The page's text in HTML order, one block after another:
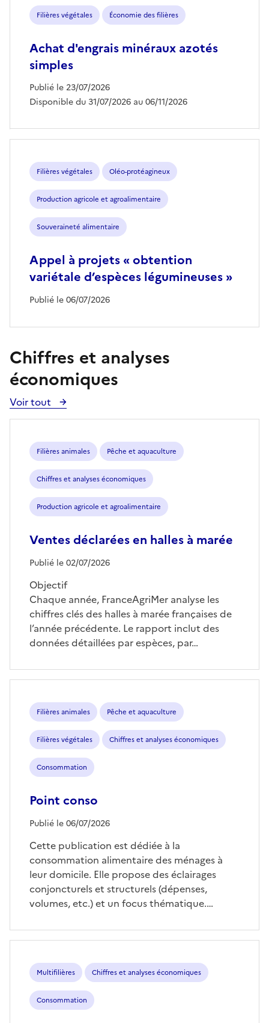
Filières végétales Économie des filières
Achat d'engrais minéraux azotés
simples
Publié le 23/07/2026
Disponible du 31/07/2026 au 06/11/2026
Filières végétales Oléo-protéagineux
Production agricole et agroalimentaire
Souveraineté alimentaire
Appel à projets « obtention
variétale d’espèces légumineuses »
Publié le 06/07/2026
Chiffres et analyses
économiques
Voir tout
Voir
toutes
publications
Filières animales Pêche et aquaculture
Chiffres et analyses économiques
Production agricole et agroalimentaire
Ventes déclarées en halles à marée
Publié le 02/07/2026
Objectif
Chaque année, FranceAgriMer analyse les
chiffres clés des halles à marée françaises de
l’année précédente. Le rapport inclut des
données détaillées par espèces, par…
Filières animales Pêche et aquaculture
Filières végétales Chiffres et analyses économiques
Consommation
Point conso
Publié le 06/07/2026
Cette publication est dédiée à la
consommation alimentaire des ménages à
leur domicile. Elle propose des éclairages
conjoncturels et structurels (dépenses,
volumes, etc.) et un focus thématique.…
Multifilières Chiffres et analyses économiques
Consommation